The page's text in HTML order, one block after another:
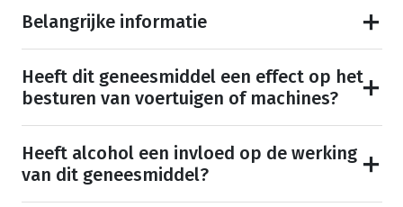
Belangrijke informatie
Heeft dit geneesmiddel een effect op het
besturen van voertuigen of machines?
Heeft alcohol een invloed op de werking
van dit geneesmiddel?